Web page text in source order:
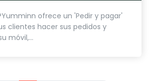
ofrece un 'Pedir y pagar'
clientes hacer sus pedidos y
móvil,...